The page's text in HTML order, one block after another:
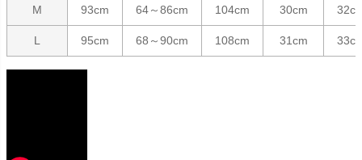
M 93cm 64～86cm 104cm 30cm
L 95cm 68～90cm 108cm 31cm